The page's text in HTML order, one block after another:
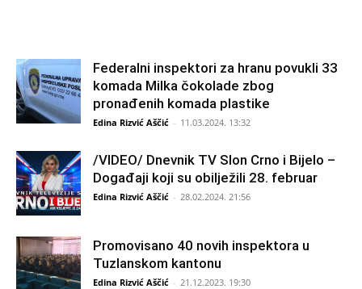
Federalni inspektori za hranu povukli 33
komada Milka čokolade zbog
pronađenih komada plastike
Edina Rizvić Aščić - 11.03.2024. 13:32
/VIDEO/ Dnevnik TV Slon Crno i Bijelo –
Događaji koji su obilježili 28. februar
Edina Rizvić Aščić - 28.02.2024. 21:56
Promovisano 40 novih inspektora u
Tuzlanskom kantonu
Edina Rizvić Aščić - 21.12.2023. 19:30